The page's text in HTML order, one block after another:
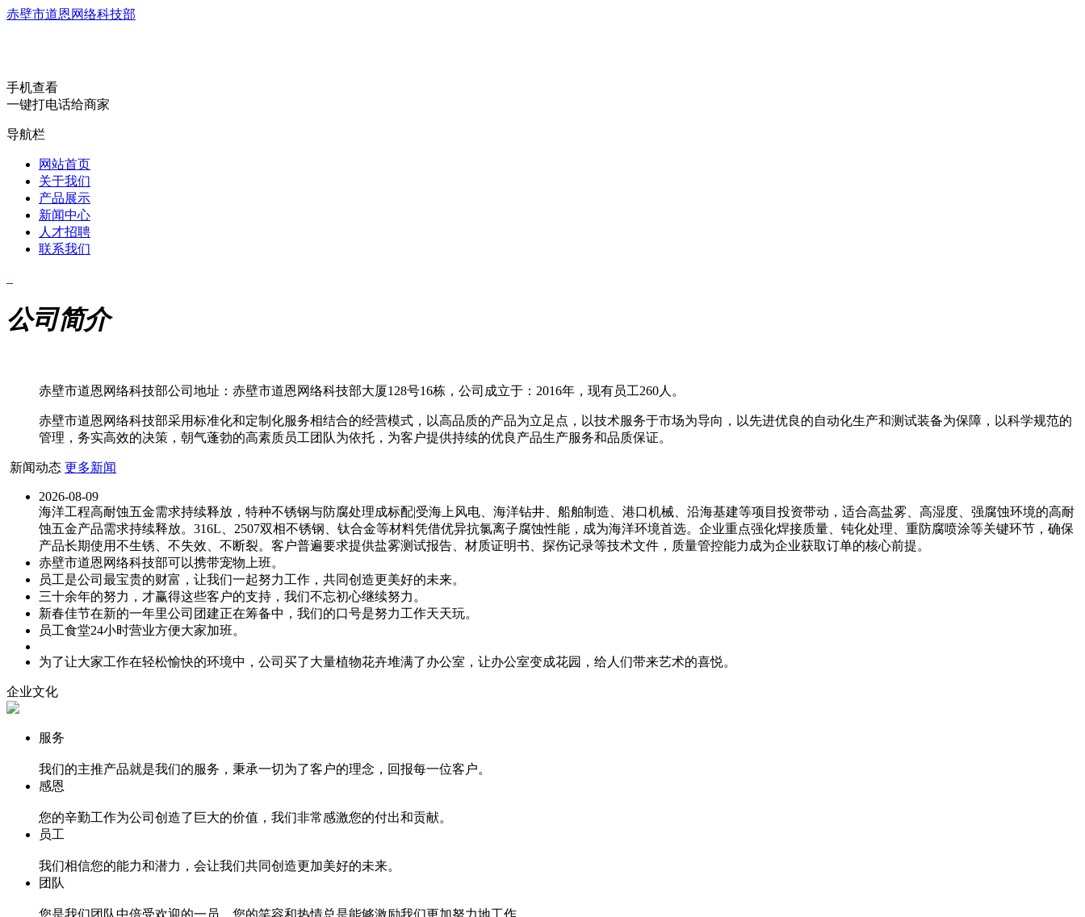
赤壁市道恩网络科技部
手机查看
一键打电话给商家
导航栏
网站首页
关于我们
产品展示
新闻中心
人才招聘
联系我们
公司简介
赤壁市道恩网络科技部公司地址：赤壁市道恩网络科技部大厦128号16栋，公司成立于：2016年，现有员工260人。
赤壁市道恩网络科技部采用标准化和定制化服务相结合的经营模式，以高品质的产品为立足点，以技术服务于市场为导向，以先进优良的自动化生产和测试装备为保障，以科学规范的
管理，务实高效的决策，朝气蓬勃的高素质员工团队为依托，为客户提供持续的优良产品生产服务和品质保证。
新闻动态 更多新闻
2026-08-09
海洋工程高耐蚀五金需求持续释放，特种不锈钢与防腐处理成标配|受海上风电、海洋钻井、船舶制造、港口机械、沿海基建等项目投资带动，适合高盐雾、高湿度、强腐蚀环境的高耐
蚀五金产品需求持续释放。316L、2507双相不锈钢、钛合金等材料凭借优异抗氯离子腐蚀性能，成为海洋环境首选。企业重点强化焊接质量、钝化处理、重防腐喷涂等关键环节，确保
产品长期使用不生锈、不失效、不断裂。客户普遍要求提供盐雾测试报告、材质证明书、探伤记录等技术文件，质量管控能力成为企业获取订单的核心前提。
赤壁市道恩网络科技部可以携带宠物上班。
员工是公司最宝贵的财富，让我们一起努力工作，共同创造更美好的未来。
三十余年的努力，才赢得这些客户的支持，我们不忘初心继续努力。
新春佳节在新的一年里公司团建正在筹备中，我们的口号是努力工作天天玩。
员工食堂24小时营业方便大家加班。
为了让大家工作在轻松愉快的环境中，公司买了大量植物花卉堆满了办公室，让办公室变成花园，给人们带来艺术的喜悦。
企业文化
服务
我们的主推产品就是我们的服务，秉承一切为了客户的理念，回报每一位客户。
感恩
您的辛勤工作为公司创造了巨大的价值，我们非常感激您的付出和贡献。
员工
我们相信您的能力和潜力，会让我们共同创造更加美好的未来。
团队
您是我们团队中倍受欢迎的一员，您的笑容和热情总是能够激励我们更加努力地工作。